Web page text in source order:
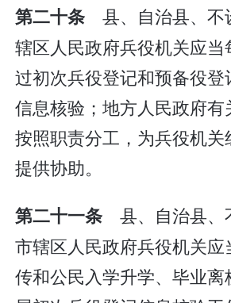
第二十条 县、自治县、不
辖区人民政府兵役机关应
过初次兵役登记和预备役
信息核验；地方人民政府有
按照职责分工，为兵役机关
提供协助。
第二十一条 县、自治县、
市辖区人民政府兵役机关应
传和公民入学升学、毕业离